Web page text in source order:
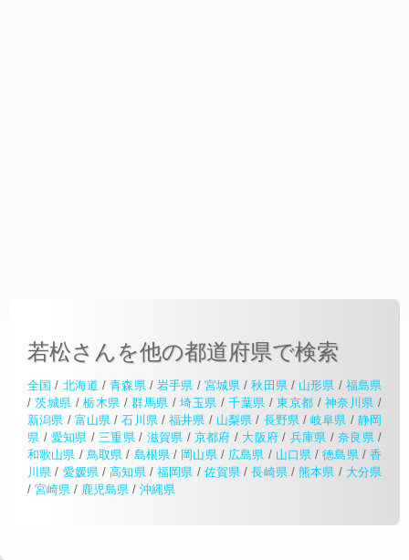
若松さんを他の都道府県で検索
全国 / 北海道 /青森県/ 岩手県 / 宮城県 /秋田県/ 山形県 / 福島県
/茨城県 /栃木県 /群馬県 /埼玉県 /千葉県 /東京都 /神奈川県 /
新潟県 / 富山県 /石川県/福井県 / 山梨県 / 長野県/岐阜県 / 静岡
県 / 愛知県 /三重県 / 滋賀県 / 京都府 / 大阪府 / 兵庫県 / 奈良県/
和歌山県 / 鳥取県 / 島根県/ 岡山県/ 広島県 / 山口県 /徳島県/香
川県 / 愛媛県/高知県/ 福岡県 / 佐賀県 /長崎県/熊本県 / 大分県
/ 宮崎県 / 鹿児島県 / 沖縄県